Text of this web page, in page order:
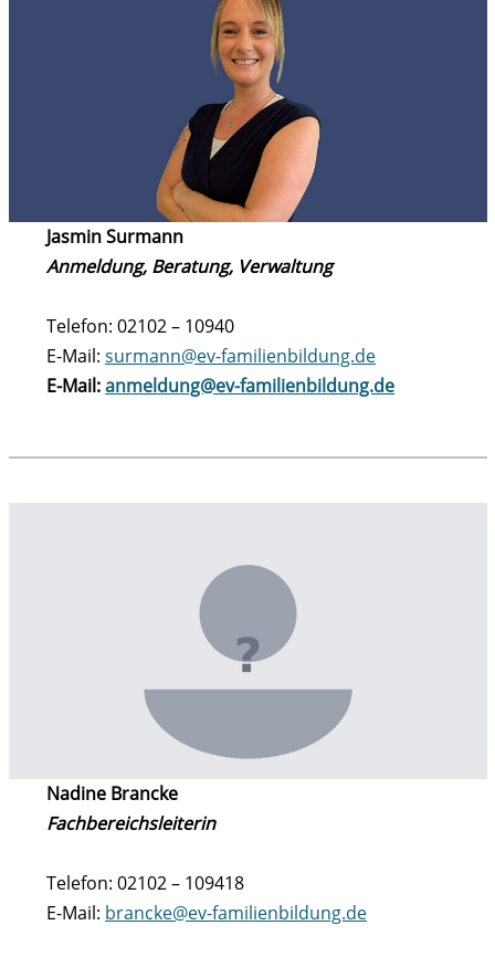
Jasmin Surmann
Anmeldung, Beratung, Verwaltung
Telefon: 02102 – 10940
E-Mail:surmann@ev-familienbildung.de
E-Mail:anmeldung@ev-familienbildung.de
Nadine Brancke
Fachbereichsleiterin
Telefon: 02102 – 109418
E-Mail: brancke@ev-familienbildung.de